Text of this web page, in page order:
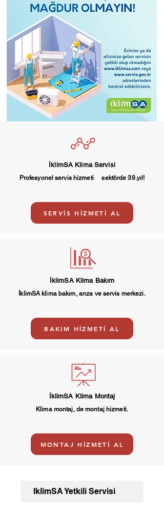
İklimSA Klima Servisi
Profesyonel servis hizmeti sektörde 39.yıl!
SERVİS HİZMETİ AL
İklimSA Klima Bakım
İklimSA klima bakım, arıza ve servis merkezi.
BAKIM HİZMETİ AL
İklimSA Klima Montaj
Klima montaj, de montaj hizmeti.
MONTAJ HİZMETİ AL
İklimSA Yetkili Servisi